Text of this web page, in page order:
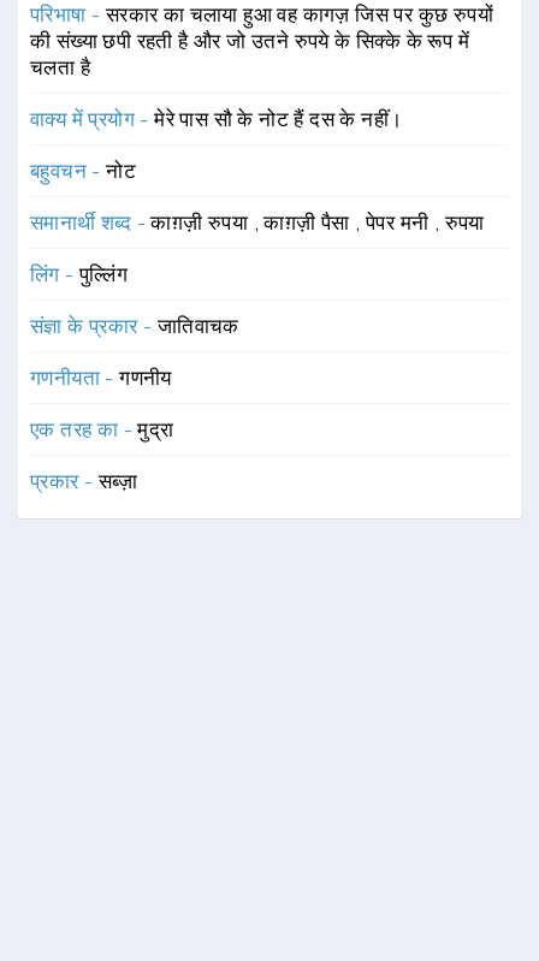
परिभाषा -सरकार का चलाया हुआ वह कागज़ जिस पर कुछ रुपयों
की संख्या छपी रहती है और जो उतने रुपये के सिक्के के रूप में
चलता है
वाक्य में प्रयोग -मेरे पास सौ के नोट हैं दस के नहीं।
बहुवचन -नोट
समानार्थी शब्द -काग़ज़ी रुपया ,काग़ज़ी पैसा ,पेपर मनी ,रुपया
लिंग -पुल्लिंग
संज्ञा के प्रकार -जातिवाचक
गणनीयता -गणनीय
एक तरह का -मुद्रा
प्रकार -सब्ज़ा